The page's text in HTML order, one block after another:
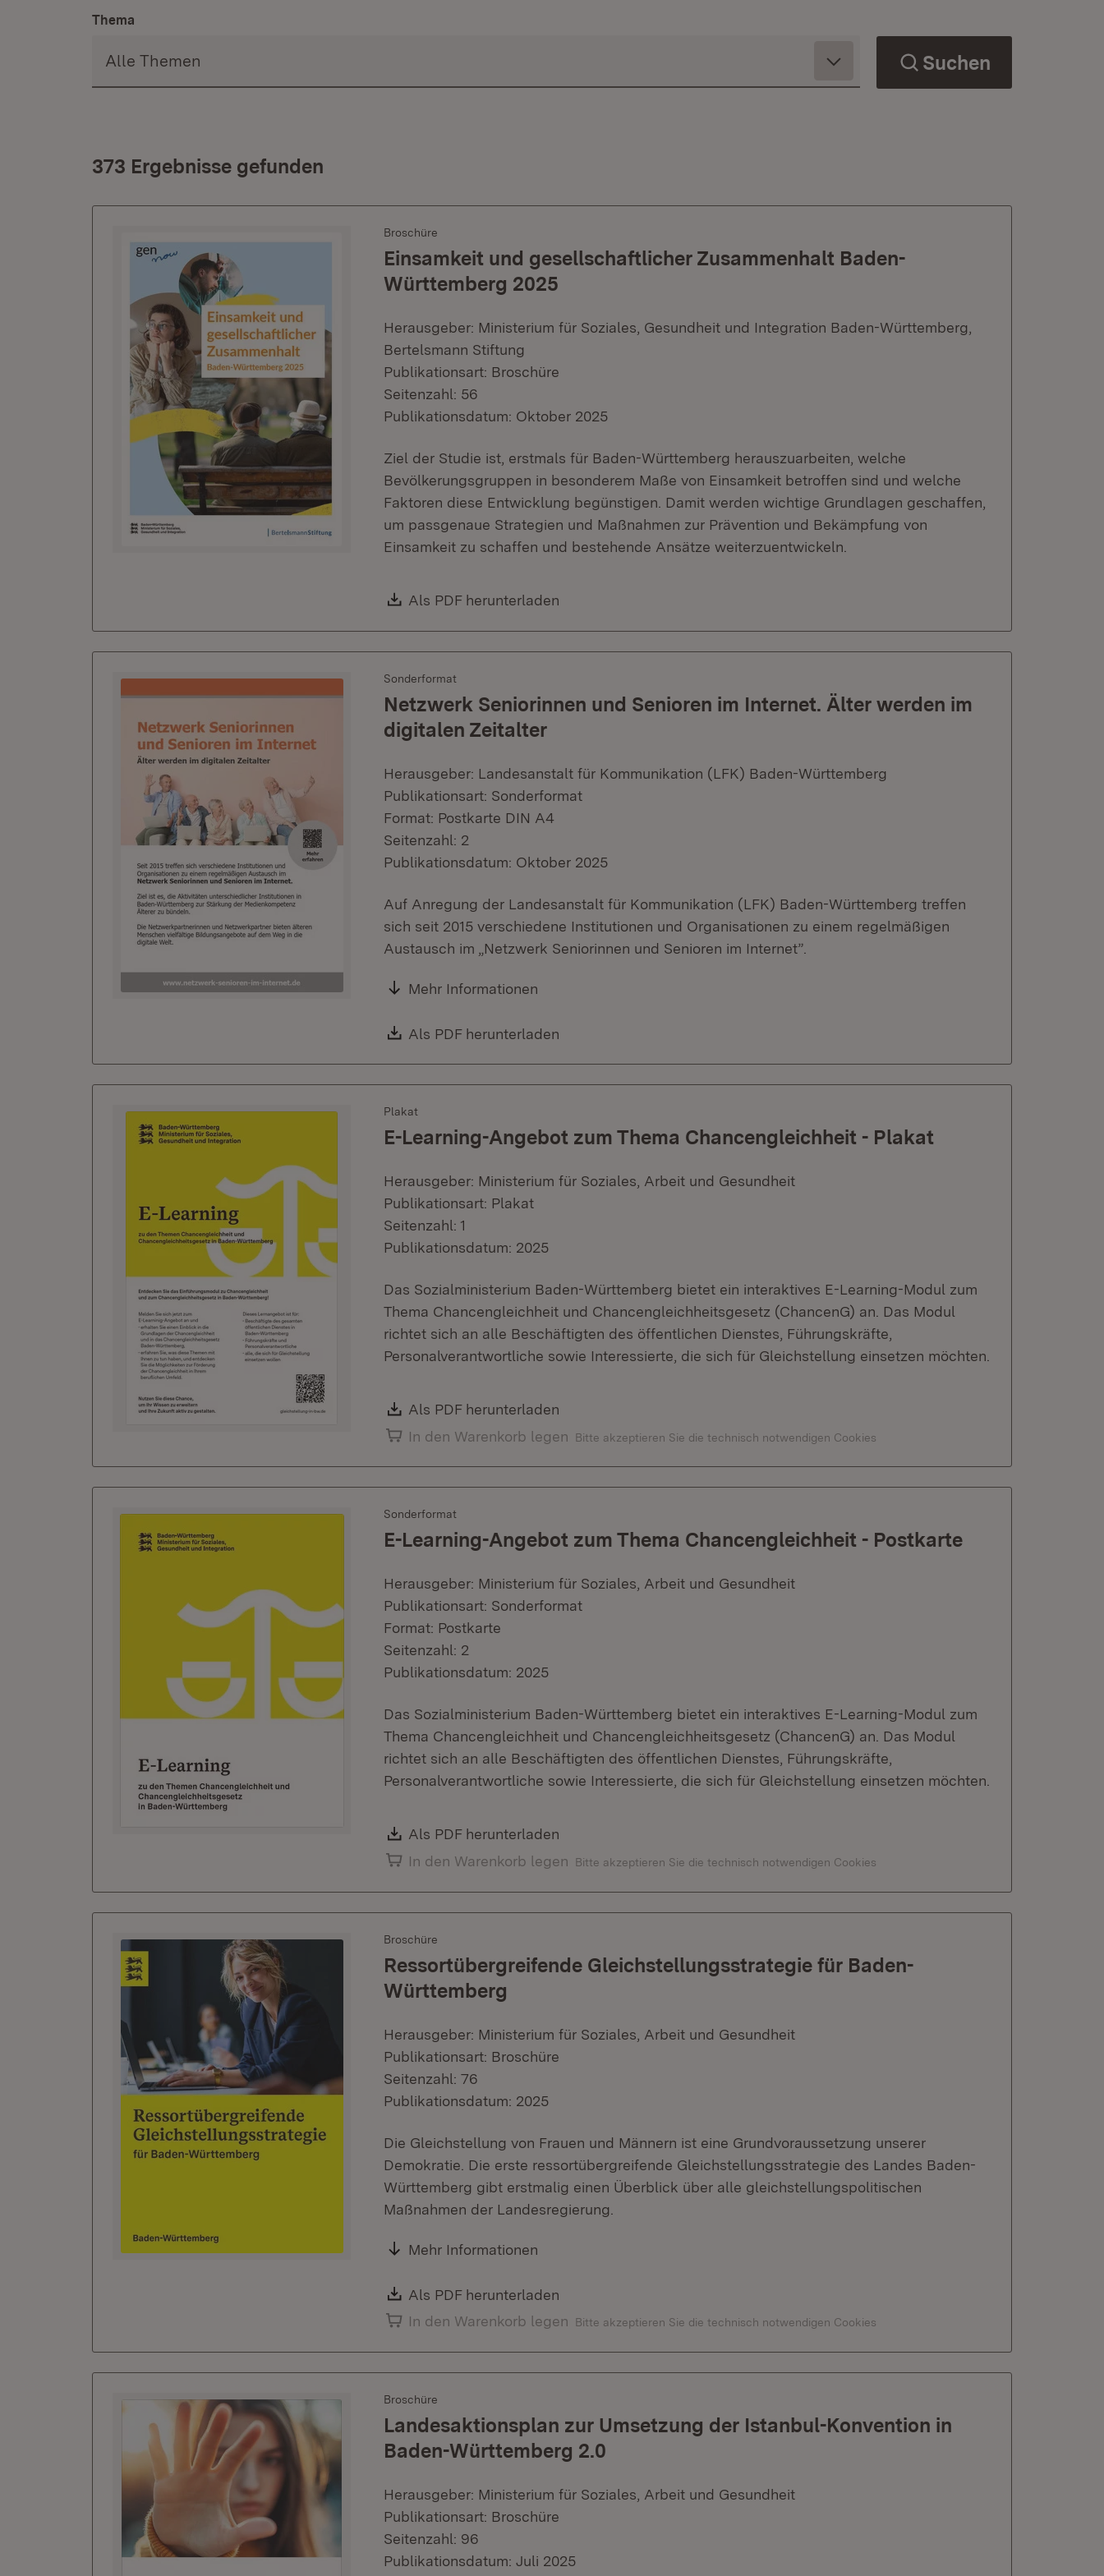
Thema
Suchen
373 Ergebnisse gefunden
Broschüre
Einsamkeit und gesellschaftlicher Zusammenhalt Baden-
Württemberg 2025
Herausgeber: Ministerium für Soziales, Gesundheit und Integration Baden-Württemberg,
Bertelsmann Stiftung
Publikationsart: Broschüre
Seitenzahl: 56
Publikationsdatum: Oktober 2025
Ziel der Studie ist, erstmals für Baden-Württemberg herauszuarbeiten, welche
Bevölkerungsgruppen in besonderem Maße von Einsamkeit betroffen sind und welche
Faktoren diese Entwicklung begünstigen. Damit werden wichtige Grundlagen geschaffen,
um passgenaue Strategien und Maßnahmen zur Prävention und Bekämpfung von
Einsamkeit zu schaffen und bestehende Ansätze weiterzuentwickeln.
Download:
Als PDF herunterladen
Sonderformat
Netzwerk Seniorinnen und Senioren im Internet. Älter werden im
digitalen Zeitalter
Herausgeber: Landesanstalt für Kommunikation (LFK) Baden-Württemberg
Publikationsart: Sonderformat
Format: Postkarte DIN A4
Seitenzahl: 2
Publikationsdatum: Oktober 2025
Auf Anregung der Landesanstalt für Kommunikation (LFK) Baden-Württemberg treffen
sich seit 2015 verschiedene Institutionen und Organisationen zu einem regelmäßigen
Austausch im „Netzwerk Seniorinnen und Senioren im Internet”.
Mehr Informationen
Download:
Als PDF herunterladen
Plakat
E-Learning-Angebot zum Thema Chancengleichheit - Plakat
Herausgeber: Ministerium für Soziales, Arbeit und Gesundheit
Publikationsart: Plakat
Seitenzahl: 1
Publikationsdatum: 2025
Das Sozialministerium Baden-Württemberg bietet ein interaktives E-Learning-Modul zum
Thema Chancengleichheit und Chancengleichheitsgesetz (ChancenG) an. Das Modul
richtet sich an alle Beschäftigten des öffentlichen Dienstes, Führungskräfte,
Personalverantwortliche sowie Interessierte, die sich für Gleichstellung einsetzen möchten.
Download:
Als PDF herunterladen
In den Warenkorb legen
Bitte akzeptieren Sie die technisch notwendigen Cookies
Sonderformat
E-Learning-Angebot zum Thema Chancengleichheit - Postkarte
Herausgeber: Ministerium für Soziales, Arbeit und Gesundheit
Publikationsart: Sonderformat
Format: Postkarte
Seitenzahl: 2
Publikationsdatum: 2025
Das Sozialministerium Baden-Württemberg bietet ein interaktives E-Learning-Modul zum
Thema Chancengleichheit und Chancengleichheitsgesetz (ChancenG) an. Das Modul
richtet sich an alle Beschäftigten des öffentlichen Dienstes, Führungskräfte,
Personalverantwortliche sowie Interessierte, die sich für Gleichstellung einsetzen möchten.
Download:
Als PDF herunterladen
In den Warenkorb legen
Bitte akzeptieren Sie die technisch notwendigen Cookies
Broschüre
Ressortübergreifende Gleichstellungsstrategie für Baden-
Württemberg
Herausgeber: Ministerium für Soziales, Arbeit und Gesundheit
Publikationsart: Broschüre
Seitenzahl: 76
Publikationsdatum: 2025
Die Gleichstellung von Frauen und Männern ist eine Grundvoraussetzung unserer
Demokratie. Die erste ressortübergreifende Gleichstellungsstrategie des Landes Baden-
Württemberg gibt erstmalig einen Überblick über alle gleichstellungspolitischen
Maßnahmen der Landesregierung.
Mehr Informationen
Download:
Als PDF herunterladen
In den Warenkorb legen
Bitte akzeptieren Sie die technisch notwendigen Cookies
Broschüre
Landesaktionsplan zur Umsetzung der Istanbul-Konvention in
Baden-Württemberg 2.0
Herausgeber: Ministerium für Soziales, Arbeit und Gesundheit
Publikationsart: Broschüre
Seitenzahl: 96
Publikationsdatum: Juli 2025